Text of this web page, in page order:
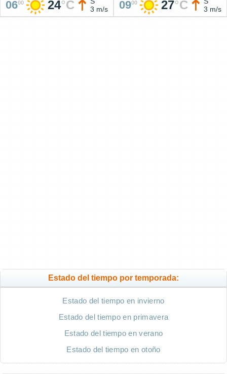
0600 24°C
3 m/s
0900 27°C
3 m/s
Estado del tiempo por temporada:
Estado del tiempo en invierno
Estado del tiempo en primavera
Estado del tiempo en verano
Estado del tiempo en otoño